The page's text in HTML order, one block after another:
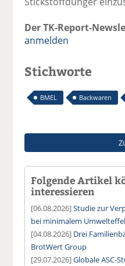
Der TK-Report-
anmelden
Stichworte
BMEL Backwaren
Folgende Artikel
interessieren
[06.08.2026]Studie zur
bei minimalem
[04.08.2026] Drei
BrotWert Group
[29.07.2026]Globale ASC-